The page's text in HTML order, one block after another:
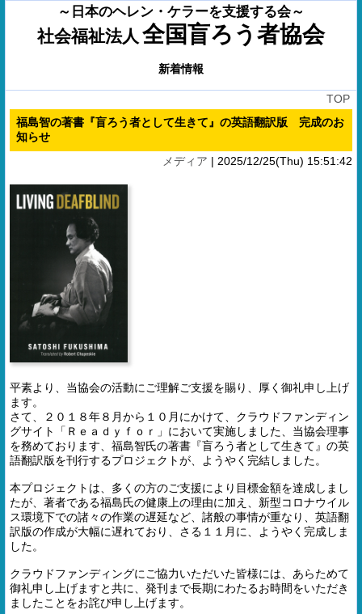
～日本のヘレン・ケラーを支援する会～
社会福祉法人 全国盲ろう者協会
新着情報
TOP
福島智の著書『盲ろう者として生きて』の英語翻訳版 完成のお
知らせ
メディア | 2025/12/25(Thu) 15:51:42
平素より、当協会の活動にご理解ご支援を賜り、厚く御礼申し上げ
ます。
さて、２０１８年８月から１０月にかけて、クラウドファンディン
グサイト「Ｒｅａｄｙｆｏｒ」において実施しました、当協会理事
を務めております、福島智氏の著書『盲ろう者として生きて』の英
語翻訳版を刊行するプロジェクトが、ようやく完結しました。
本プロジェクトは、多くの方のご支援により目標金額を達成しまし
たが、著者である福島氏の健康上の理由に加え、新型コロナウイル
ス環境下での諸々の作業の遅延など、諸般の事情が重なり、英語翻
訳版の作成が大幅に遅れており、さる１１月に、ようやく完成しま
した。
クラウドファンディングにご協力いただいた皆様には、あらためて
御礼申し上げますと共に、発刊まで長期にわたるお時間をいただき
ましたことをお詫び申し上げます。